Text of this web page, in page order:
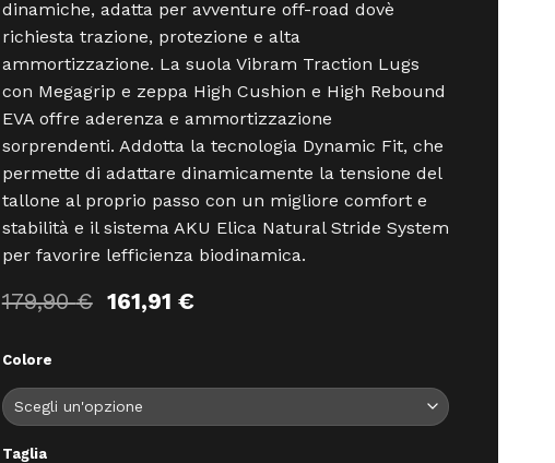
dinamiche, adatta per avventure off-road dovè
richiesta trazione, protezione e alta
ammortizzazione. La suola Vibram Traction Lugs
con Megagrip e zeppa High Cushion e High Rebound
EVA offre aderenza e ammortizzazione
sorprendenti. Addotta la tecnologia Dynamic Fit, che
permette di adattare dinamicamente la tensione del
tallone al proprio passo con un migliore comfort e
stabilità e il sistema AKU Elica Natural Stride System
per favorire lefficienza biodinamica.
179,90€ Il
prezzo
179,90 €.
161,91 €Il
161,91 €.
Colore
Taglia